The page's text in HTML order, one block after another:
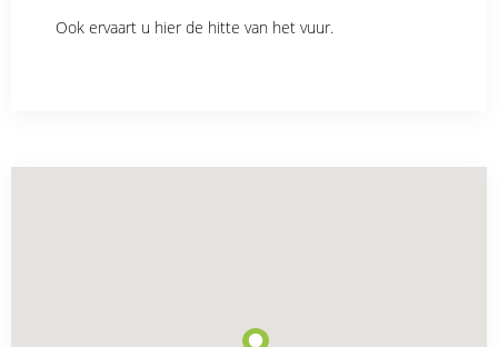
Ook ervaart u hier de hitte van het vuur.